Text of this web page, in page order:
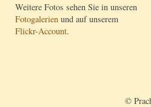
Weitere Fotos sehen Sie in unseren
Fotogalerien und auf unserem
Flickr-Account.
©